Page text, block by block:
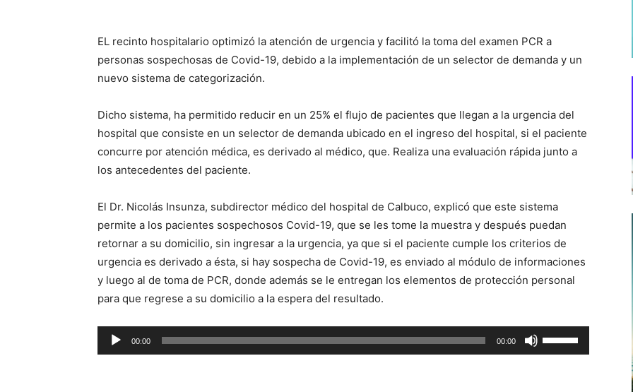
EL recinto hospitalario optimizó la atención de urgencia y facilitó la toma del examen PCR a
personas sospechosas de Covid-19, debido a la implementación de un selector de demanda y un
nuevo sistema de categorización.
Dicho sistema, ha permitido reducir en un 25% el flujo de pacientes que llegan a la urgencia del
hospital que consiste en un selector de demanda ubicado en el ingreso del hospital, si el paciente
concurre por atención médica, es derivado al médico, que. Realiza una evaluación rápida junto a
los antecedentes del paciente.
El Dr. Nicolás Insunza, subdirector médico del hospital de Calbuco, explicó que este sistema
permite a los pacientes sospechosos Covid-19, que se les tome la muestra y después puedan
retornar a su domicilio, sin ingresar a la urgencia, ya que si el paciente cumple los criterios de
urgencia es derivado a ésta, si hay sospecha de Covid-19, es enviado al módulo de informaciones
y luego al de toma de PCR, donde además se le entregan los elementos de protección personal
para que regrese a su domicilio a la espera del resultado.
Reproductor
de
00:00 00:00
las